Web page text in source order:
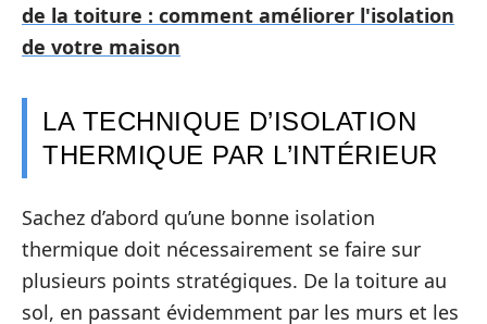
de la toiture : comment améliorer l'isolation
de votre maison
LA TECHNIQUE D’ISOLATION
THERMIQUE PAR L’INTÉRIEUR
Sachez d’abord qu’une bonne isolation
thermique doit nécessairement se faire sur
plusieurs points stratégiques. De la toiture au
sol, en passant évidemment par les murs et les